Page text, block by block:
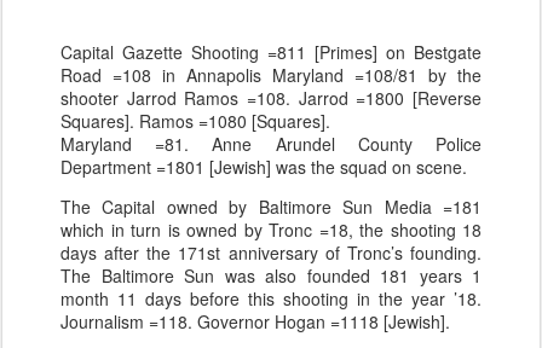
Capital Gazette Shooting =811 [Primes] on Bestgate
Road =108 in Annapolis Maryland =108/81 by the
shooter Jarrod Ramos =108. Jarrod =1800 [Reverse
Squares]. Ramos =1080 [Squares].
Maryland =81. Anne Arundel County Police
Department =1801 [Jewish] was the squad on scene.
The Capital owned by Baltimore Sun Media =181
which in turn is owned by Tronc =18, the shooting 18
days after the 171st anniversary of Tronc’s founding.
The Baltimore Sun was also founded 181 years 1
month 11 days before this shooting in the year ’18.
Journalism =118. Governor Hogan =1118 [Jewish].